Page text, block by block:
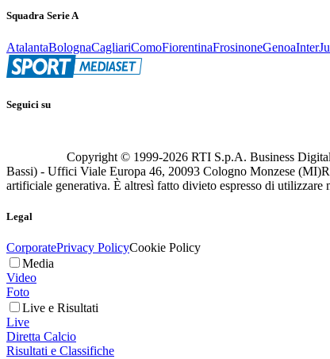
Squadra Serie A
AtalantaBolognaCagliariComoFiorentinaFrosinoneGenoaInter
Seguici su
Copyright © 1999-2026 RTI S.p.A. Business
Bassi) - Uffici Viale Europa 46, 20093 Cologno Monzese (MI)
artificiale generativa. È altresì fatto divieto espresso di utilizzare
Legal
CorporatePrivacy PolicyCookie Policy
Media
Video
Foto
Live e Risultati
Live
Diretta Calcio
Risultati e Classifiche